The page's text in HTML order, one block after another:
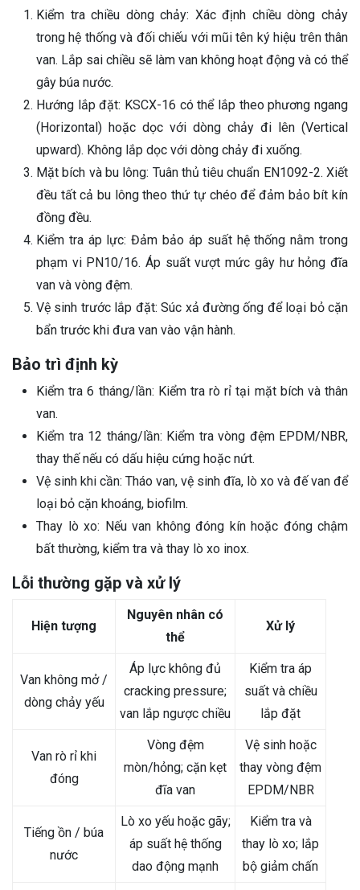
Kiểm tra chiều dòng chảy: Xác định chiều dòng chảy
trong hệ thống và đối chiếu với mũi tên ký hiệu trên thân
van. Lắp sai chiều sẽ làm van không hoạt động và có thể
gây búa nước.
Hướng lắp đặt: KSCX-16 có thể lắp theo phương ngang
(Horizontal) hoặc dọc với dòng chảy đi lên (Vertical
upward). Không lắp dọc với dòng chảy đi xuống.
Mặt bích và bu lông: Tuân thủ tiêu chuẩn EN1092-2. Xiết
đều tất cả bu lông theo thứ tự chéo để đảm bảo bít kín
đồng đều.
Kiểm tra áp lực: Đảm bảo áp suất hệ thống nằm trong
phạm vi PN10/16. Áp suất vượt mức gây hư hỏng đĩa
van và vòng đệm.
Vệ sinh trước lắp đặt: Súc xả đường ống để loại bỏ cặn
bẩn trước khi đưa van vào vận hành.
Bảo trì định kỳ
Kiểm tra 6 tháng/lần: Kiểm tra rò rỉ tại mặt bích và thân
van.
Kiểm tra 12 tháng/lần: Kiểm tra vòng đệm EPDM/NBR,
thay thế nếu có dấu hiệu cứng hoặc nứt.
Vệ sinh khi cần: Tháo van, vệ sinh đĩa, lò xo và đế van để
loại bỏ cặn khoáng, biofilm.
Thay lò xo: Nếu van không đóng kín hoặc đóng chậm
bất thường, kiểm tra và thay lò xo inox.
Lỗi thường gặp và xử lý
Hiện tượng
Nguyên nhân có
thể
Xử lý
Van không mở /
dòng chảy yếu
Áp lực không đủ
cracking pressure;
van lắp ngược chiều
Kiểm tra áp
suất và chiều
lắp đặt
Van rò rỉ khi
đóng
Vòng đệm
mòn/hỏng; cặn kẹt
đĩa van
Vệ sinh hoặc
thay vòng đệm
EPDM/NBR
Tiếng ồn / búa
nước
Lò xo yếu hoặc gãy;
áp suất hệ thống
dao động mạnh
Kiểm tra và
thay lò xo; lắp
bộ giảm chấn